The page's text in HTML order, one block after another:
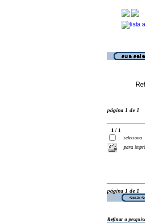
página 1 de 1
1 / 1
seleciona
para
página 1 de 1
Refinar a